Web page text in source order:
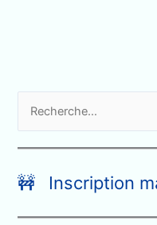
c
h
e
r
🚧 Inscription